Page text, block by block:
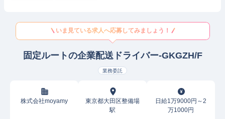
いま見ている求人へ応募してみましょう！
固定ルートの企業配送ドライバー-GKGZH/F
業務委託
株式会社moyamy
東京都大田区整備場
駅
日給1万9000円～2
万1000円